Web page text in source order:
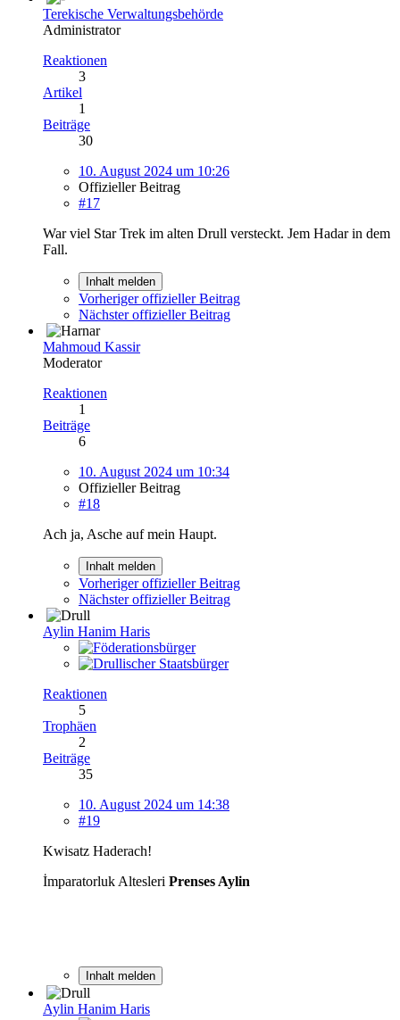
Terekische Verwaltungsbehörde
Administrator
Reaktionen
3
Artikel
1
Beiträge
30
10. August 2024 um 10:26
Offizieller Beitrag
#17
War viel Star Trek im alten Drull versteckt. Jem Hadar in dem
Fall.
Inhalt melden
Vorheriger offizieller Beitrag
Nächster offizieller Beitrag
Mahmoud Kassir
Moderator
Reaktionen
1
Beiträge
6
10. August 2024 um 10:34
Offizieller Beitrag
#18
Ach ja, Asche auf mein Haupt.
Inhalt melden
Vorheriger offizieller Beitrag
Nächster offizieller Beitrag
Aylin Hanim Haris
Reaktionen
5
Trophäen
2
Beiträge
35
10. August 2024 um 14:38
#19
Kwisatz Haderach!
İmparatorluk Altesleri Prenses Aylin
Inhalt melden
Aylin Hanim Haris